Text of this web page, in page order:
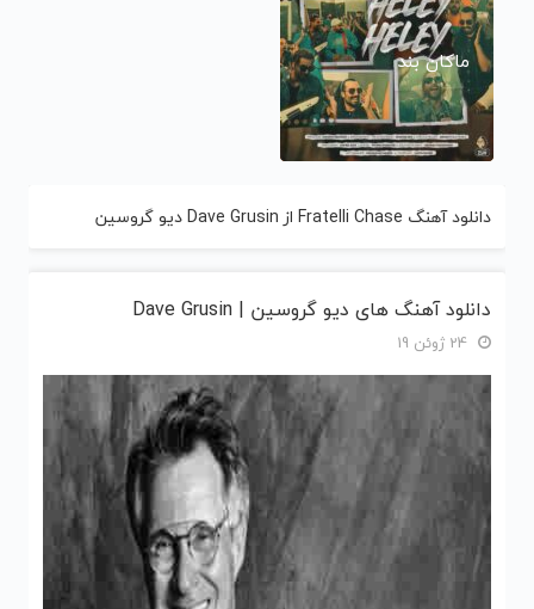
ماکان بند
دانلود آهنگ Fratelli Chase از Dave Grusin دیو گروسین
دانلود آهنگ های دیو گروسین | Dave Grusin